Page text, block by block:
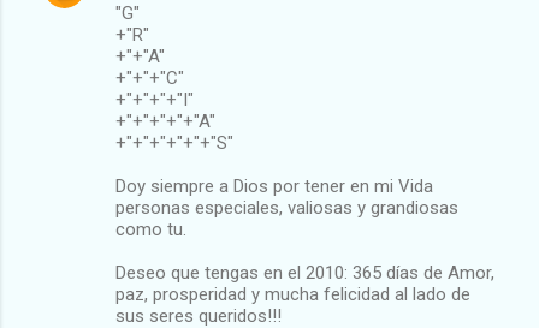
"G"
+"R"
+"+"A"
+"+"+"C"
+"+"+"+"I"
+"+"+"+"+"A"
+"+"+"+"+"+"S"
Doy siempre a Dios por tener en mi Vida
personas especiales, valiosas y grandiosas
como tu.
Deseo que tengas en el 2010: 365 días de Amor,
paz, prosperidad y mucha felicidad al lado de
sus seres queridos!!!